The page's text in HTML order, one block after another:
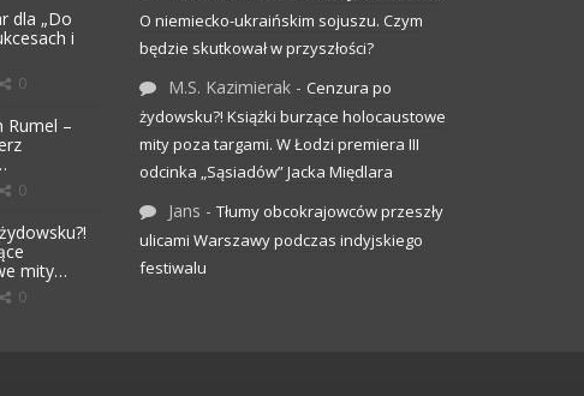
dla „Do
i
0
Rumel –
0
mity…
0
O niemiecko-ukraińskim sojuszu. Czym
będzie skutkował w przyszłości?
M.S. Kazimierak - Cenzura po
żydowsku?! Książki burzące holocaustowe
mity poza targami. W Łodzi premiera III
odcinka „Sąsiadów” Jacka Międlara
Jans - Tłumy obcokrajowców przeszły
ulicami Warszawy podczas indyjskiego
festiwalu